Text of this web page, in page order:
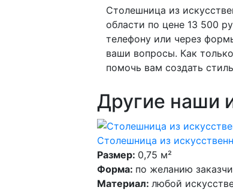
Столешница из
области по цене 13 500
телефону или через
ваши вопросы. Как
помочь вам создать
Другие наши
Столешница из
Размер: 0,75 м²
Форма: по желанию
Материал: любой